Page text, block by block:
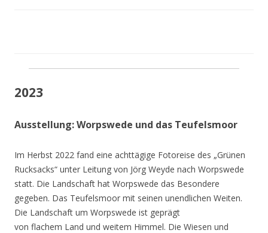
2023
Ausstellung: Worpswede und das Teufelsmoor
Im Herbst 2022 fand eine achttägige Fotoreise des „Grünen
Rucksacks“ unter Leitung von Jörg Weyde nach Worpswede
statt. Die Landschaft hat Worpswede das Besondere
gegeben. Das Teufelsmoor mit seinen unendlichen Weiten.
Die Landschaft um Worpswede ist geprägt
von flachem Land und weitem Himmel. Die Wiesen und